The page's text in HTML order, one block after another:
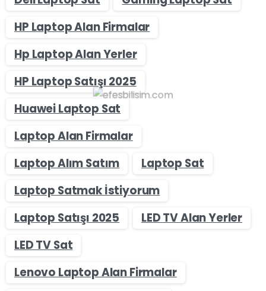
HP Laptop Alan Firmalar
Hp Laptop Alan Yerler
HP Laptop Satışı 2025
Huawei Laptop Sat
Laptop Alan Firmalar
Laptop Alım Satım
Laptop Sat
Laptop Satmak İstiyorum
Laptop Satışı 2025
LED TV Alan Yerler
LED TV Sat
Lenovo Laptop Alan Firmalar